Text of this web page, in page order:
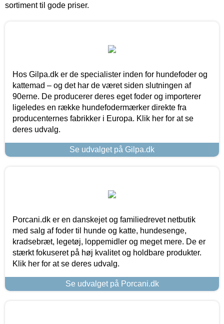
sortiment til gode priser.
Hos Gilpa.dk er de specialister inden for hundefoder og
kattemad – og det har de været siden slutningen af
90erne. De producerer deres eget foder og importerer
ligeledes en række hundefodermærker direkte fra
producenternes fabrikker i Europa. Klik her for at se
deres udvalg.
Se udvalget på Gilpa.dk
Porcani.dk er en danskejet og familiedrevet netbutik
med salg af foder til hunde og katte, hundesenge,
kradsebræt, legetøj, loppemidler og meget mere. De er
stærkt fokuseret på høj kvalitet og holdbare produkter.
Klik her for at se deres udvalg.
Se udvalget på Porcani.dk